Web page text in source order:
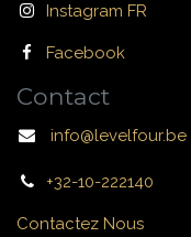
Instagram FR
Facebook
Contact
info@levelfour.be
+32-10-222140
Contactez Nous